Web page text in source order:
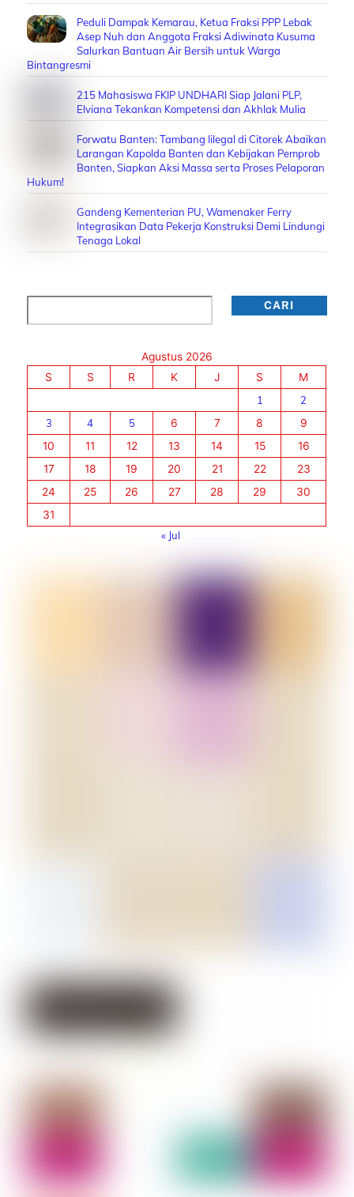
Peduli Dampak Kemarau, Ketua Fraksi PPP Lebak
Asep Nuh dan Anggota Fraksi Adiwinata Kusuma
Salurkan Bantuan Air Bersih untuk Warga
Bintangresmi
215 Mahasiswa FKIP UNDHARI Siap Jalani PLP,
Elviana Tekankan Kompetensi dan Akhlak Mulia
Forwatu Banten: Tambang Iilegal di Citorek Abaikan
Larangan Kapolda Banten dan Kebijakan Pemprob
Banten, Siapkan Aksi Massa serta Proses Pelaporan
Hukum!
Gandeng Kementerian PU, Wamenaker Ferry
Integrasikan Data Pekerja Konstruksi Demi Lindungi
Tenaga Lokal
CARI
Agustus 2026
S
S R K J S
M
1
2
3
4 5 6 7 8
9
10
11 12 13 14 15
16
17
18 19 20 21 22
23
24
25 26 27 28 29
30
31
« Jul